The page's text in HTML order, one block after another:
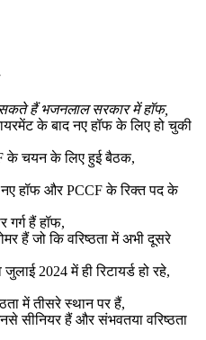
हैं भजनलाल सरकार में हॉफ,
के बाद नए हॉफ के लिए हो चुकी
के चयन के लिए हुई बैठक,
नए हॉफ और PCCF के रिक्त पद के
गर्ग हैं हॉफ,
हैं जो कि वरिष्ठता में अभी दूसरे
2024 में ही रिटायर्ड हो रहे,
में तीसरे स्थान पर हैं,
सीनियर हैं और संभवतया वरिष्ठता